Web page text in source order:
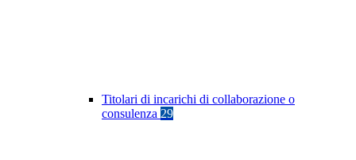
Titolari di incarichi di collaborazione o
consulenza 29